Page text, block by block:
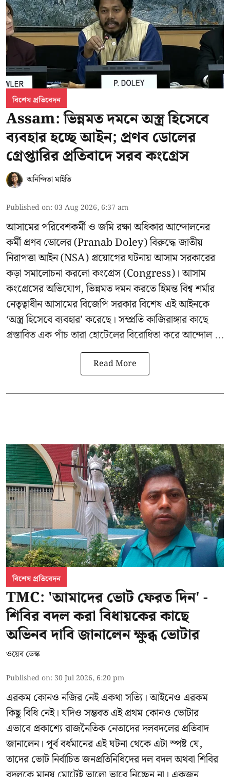
বিশেষ প্রতিবেদন
Assam: ভিন্নমত দমনে অস্ত্র হিসেবে
ব্যবহার হচ্ছে আইন; প্রণব ডোলের
গ্রেপ্তারির প্রতিবাদে সরব কংগ্রেস
অনিন্দিতা মাইতি
Published on:03 Aug 2026, 6:37 am
আসামের পরিবেশকর্মী ও জমি রক্ষা অধিকার আন্দোলনের
কর্মী প্রণব ডোলের (Pranab Doley) বিরুদ্ধে জাতীয়
নিরাপত্তা আইন (NSA) প্রয়োগের ঘটনায় আসাম সরকারের
কড়া সমালোচনা করলো কংগ্রেস (Congress)। আসাম
কংগ্রেসের অভিযোগ, ভিন্নমত দমন করতে হিমন্ত বিশ্ব শর্মার
নেতৃত্বাধীন আসামের বিজেপি সরকার বিশেষ এই আইনকে
‘অস্ত্র হিসেবে ব্যবহার’ করেছে। সম্প্রতি কাজিরাঙ্গার কাছে
প্রস্তাবিত এক পাঁচ তারা হোটেলের বিরোধিতা করে আন্দোল ...
Read More
বিশেষ প্রতিবেদন
TMC: 'আমাদের ভোট ফেরত দিন' -
শিবির বদল করা বিধায়কের কাছে
অভিনব দাবি জানালেন ক্ষুব্ধ ভোটার
ওয়েব ডেস্ক
Published on: 30 Jul 2026, 6:20 pm
এরকম কোনও নজির নেই একথা সত্যি। আইনেও এরকম
কিছু বিধি নেই। যদিও সম্ভবত এই প্রথম কোনও ভোটার
এভাবে প্রকাশ্যে রাজনৈতিক নেতাদের দলবদলের প্রতিবাদ
জানালেন। পূর্ব বর্ধমানের এই ঘটনা থেকে এটা স্পষ্ট যে,
তাদের ভোট নির্বাচিত জনপ্রতিনিধিদের দল বদল অথবা শিবির